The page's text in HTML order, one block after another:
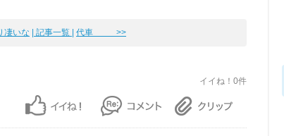
凄いな | 記事一覧 | 代車 >>
イイね！0件